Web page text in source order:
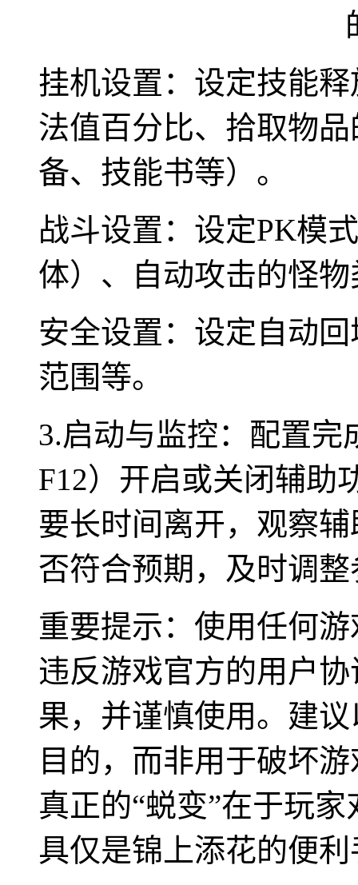
挂机设置：设定技能
法值百分比、拾取物
备、技能书等）。
战斗设置：设定PK模
体）、自动攻击的怪
安全设置：设定自动
范围等。
3.启动与监控：配置
F12）开启或关闭辅助
要长时间离开，观察
否符合预期，及时调
重要提示：使用任何
违反游戏官方的用户
果，并谨慎使用。建
目的，而非用于破坏
真正的“蜕变”在于玩
具仅是锦上添花的便